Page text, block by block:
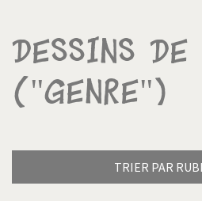
Dessins de
("Genre")
TRIER PAR